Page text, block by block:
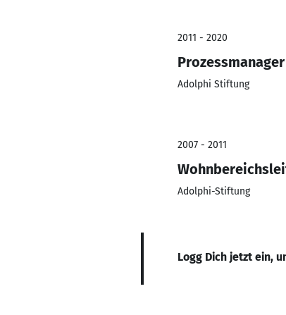
2011 - 2020
Prozessmanager
Adolphi Stiftung
2007 - 2011
Adolphi-Stiftung
Logg Dich jetzt ein,